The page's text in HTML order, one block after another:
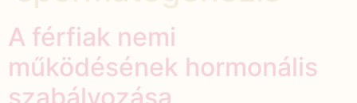
A férfiak nemi
működésének hormonális
szabályozása